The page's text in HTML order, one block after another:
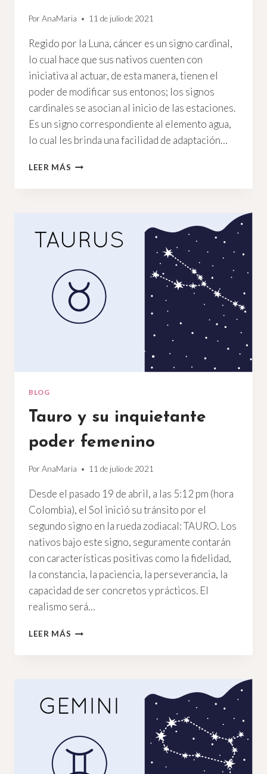
Por AnaMaria 11 de julio de 2021
Regido por la Luna, cáncer es un signo cardinal,
lo cual hace que sus nativos cuenten con
iniciativa al actuar, de esta manera, tienen el
poder de modificar sus entonos; los signos
cardinales se asocian al inicio de las estaciones.
Es un signo correspondiente al elemento agua,
lo cual les brinda una facilidad de adaptación…
LEER MÁS SOL
SIGNO
BLOG
Tauro y su inquietante
poder femenino
Por AnaMaria 11 de julio de 2021
Desde el pasado 19 de abril, a las 5:12 pm (hora
Colombia), el Sol inició su tránsito por el
segundo signo en la rueda zodiacal: TAURO. Los
nativos bajo este signo, seguramente contarán
con características positivas como la fidelidad,
la constancia, la paciencia, la perseverancia, la
capacidad de ser concretos y prácticos. El
realismo será…
LEER MÁS TAURO